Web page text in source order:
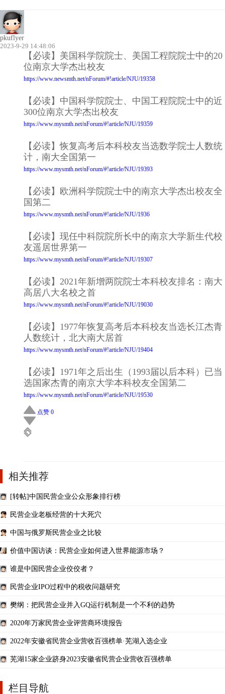
pkuflyer
2023-9-29 14:48:06
【必读】美国科学院院士、美国工程院院士中的20
位南京大学杰出校友
https://www.newsmth.net/nForum/#!article/NJU/19358
【必读】中国科学院院士、中国工程院院士中的近
300位南京大学杰出校友
https://www.mysmth.net/nForum/#!article/NJU/19359
【必读】恢复高考后本科校友当选数学院士人数统
计，南大全国第一
https://www.mysmth.net/nForum/#!article/NJU/19393
【必读】欧洲科学院院士中的南京大学杰出校友全
国第二
https://www.mysmth.net/nForum/#!article/NJU/1936
【必读】现任中科院院所长中的南京大学新生代校
友遥居世界第一
https://www.mysmth.net/nForum/#!article/NJU/19307
【必读】2021年新增两院院士本科校友排名：南大
高居八大名校之首
https://www.mysmth.net/nForum/#!article/NJU/19030
【必读】1977年恢复高考后本科校友当选长江杰青
人数统计，北大南大居首
https://www.mysmth.net/nForum/#!article/NJU/19404
【必读】1971年之后出生（1993届以后本科）已当
选国家杰青的南京大学本科校友全国第二
https://www.mysmth.net/nForum/#!article/NJU/19530
点赞 0
相关推荐
[转帖]中国民营企业公众形象排行榜
民营企业老板经营的十大死穴
中国与俄罗斯民营企业之比较
价值中国访谈：民营企业如何进入世界能源市场？
谁是中国民营企业佼佼者？
民营企业IPO过程中的税收问题研究
樊纲：把民营企业并入GQ运行机制是一个不利的趋势
2020年万家民营企业评营商环境报告
2022年安徽省民营企业营收百强榜单·芜湖入选企业
芜湖15家企业跻身2023安徽省民营企业营收百强榜单
栏目导航